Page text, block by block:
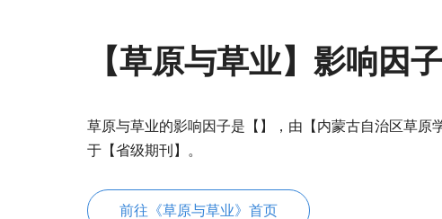
【草原与草业】影响因
草原与草业的影响因子是【】，由【内蒙古自治区草原
于【省级期刊】。
前往《草原与草业》首页